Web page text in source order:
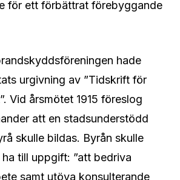
för ett förbättrat förebyggande
hade
urgivning av ”Tidskrift för
Vid årsmötet 1915 föreslog
att en stadsunderstödd
skulle bildas. Byrån skulle
till uppgift: ”att bedriva
samt utöva konsulterande